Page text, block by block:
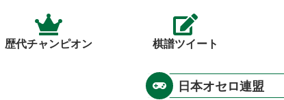
歴代チャンピオン 棋譜ツイート
日本オセロ連盟